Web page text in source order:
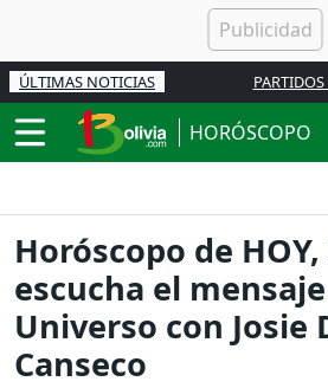
ÚLTIMAS NOTICIAS
HORÓSCOPO
Horóscopo de
escucha el
Universo con Josie
Canseco